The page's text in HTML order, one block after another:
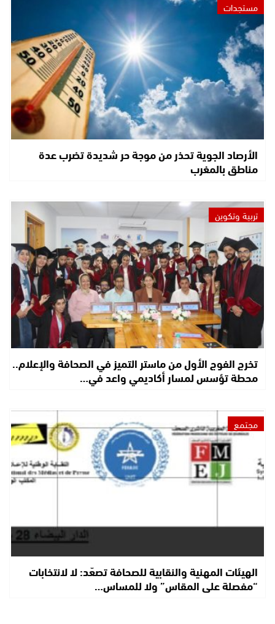
مستجدات
الأرصاد الجوية تحذر من موجة حر شديدة تضرب عدة
مناطق بالمغرب
تربية وتكوين
تخرج الفوج الأول من ماستر التميز في الصحافة والإعلام..
محطة تؤسس لمسار أكاديمي واعد في…
مجتمع
الهيئات المهنية والنقابية للصحافة تصعّد: لا لانتخابات
“مفصلة على المقاس” ولا للمساس…